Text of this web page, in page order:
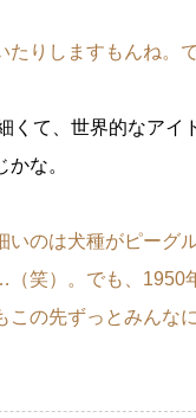
りしますもんね。
くて、世界的なアイ
な。
のは犬種がピーグ
笑）。でも、1950
この先ずっとみんな